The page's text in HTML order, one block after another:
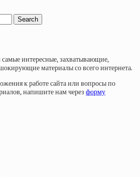
интересные, захватывающие,
материалы со всего интернета.
к работе сайта или вопросы по
напишите нам через форму